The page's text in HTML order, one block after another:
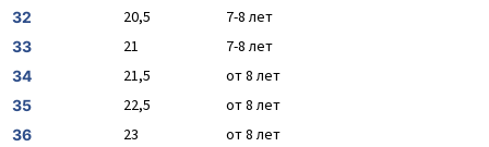
32 20,5 7-8 лет
33 21 7-8 лет
34 21,5 от 8 лет
35 22,5 от 8 лет
36 23 от 8 лет